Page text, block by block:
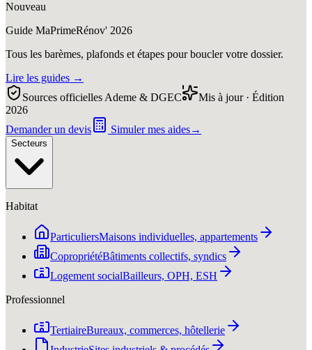
Nouveau
Guide MaPrimeRénov' 2026
Tous les barèmes, plafonds et étapes pour boucler votre dossier.
Lire les guides →
Sources officielles Ademe & DGEC
Mis à jour · Édition
2026
Demander un devis
Simuler mes aides→
Secteurs
Habitat
ParticuliersMaisons individuelles, appartements
CopropriétéBâtiments collectifs, syndics
Logement socialBailleurs, OPH, ESH
Professionnel
TertiaireBureaux, commerces, hôtellerie